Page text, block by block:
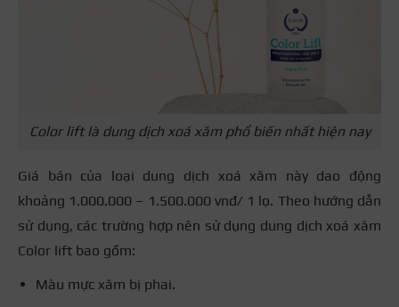
Color lift là dung dịch xoá xăm phổ biến nhất hiện nay
Giá bán của loại dung dịch xoá xăm này dao động
khoảng 1.000.000 – 1.500.000 vnđ/ 1 lọ. Theo hướng dẫn
sử dụng, các trường hợp nên sử dụng dung dịch xoá xăm
Color lift bao gồm:
Màu mực xăm bị phai.